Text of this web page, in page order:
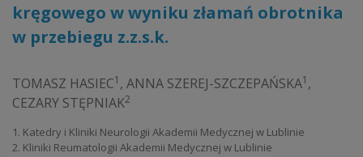
kręgowego w wyniku złamań obrotnika
w przebiegu z.z.s.k.
TOMASZ HASIEC1 , ANNA SZEREJ-SZCZEPAŃSKA1 ,
CEZARY STĘPNIAK2
1. Katedry i Kliniki Neurologii Akademii Medycznej w Lublinie
2. Kliniki Reumatologii Akademii Medycznej w Lublinie